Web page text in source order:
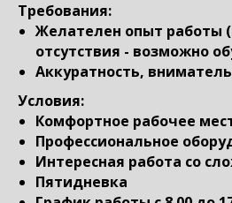
Требования:
Желателен опыт работы
отсутствия - возможно
Аккуратность,
Условия:
Комфортное рабочее
Профессиональное
Интересная работа со
Пятидневка